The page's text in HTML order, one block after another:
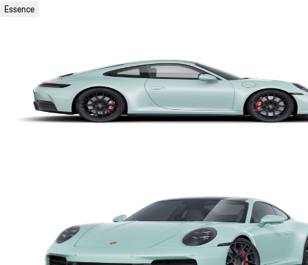
Essence